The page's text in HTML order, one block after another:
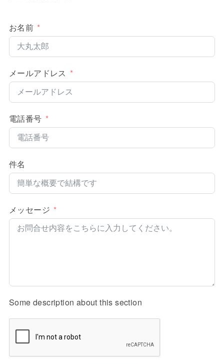
お名前
メールアドレス
電話番号
件名
メッセージ
Some description about this section